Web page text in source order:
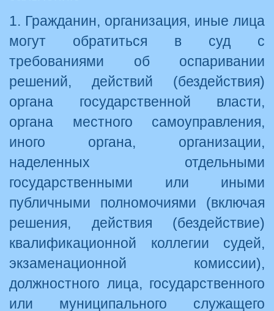
1. Гражданин, организация, иные лица
могут обратиться в суд с
требованиями об оспаривании
решений, действий (бездействия)
органа государственной власти,
органа местного самоуправления,
иного органа, организации,
наделенных отдельными
государственными или иными
публичными полномочиями (включая
решения, действия (бездействие)
квалификационной коллегии судей,
экзаменационной комиссии),
должностного лица, государственного
или муниципального служащего